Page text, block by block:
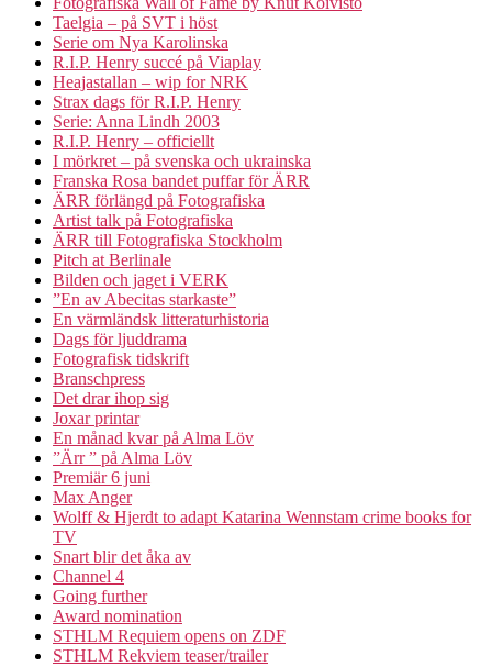
Taelgia – på SVT i höst
Serie om Nya Karolinska
R.I.P. Henry succé på Viaplay
Heajastallan – wip for NRK
Strax dags för R.I.P. Henry
Serie: Anna Lindh 2003
R.I.P. Henry – officiellt
I mörkret – på svenska och ukrainska
Franska Rosa bandet puffar för ÄRR
ÄRR förlängd på Fotografiska
Artist talk på Fotografiska
ÄRR till Fotografiska Stockholm
Pitch at Berlinale
Bilden och jaget i VERK
”En av Abecitas starkaste”
En värmländsk litteraturhistoria
Dags för ljuddrama
Fotografisk tidskrift
Branschpress
Det drar ihop sig
Joxar printar
En månad kvar på Alma Löv
”Ärr ” på Alma Löv
Premiär 6 juni
Max Anger
Wolff & Hjerdt to adapt Katarina Wennstam crime books for
TV
Snart blir det åka av
Channel 4
Going further
Award nomination
STHLM Requiem opens on ZDF
STHLM Rekviem teaser/trailer